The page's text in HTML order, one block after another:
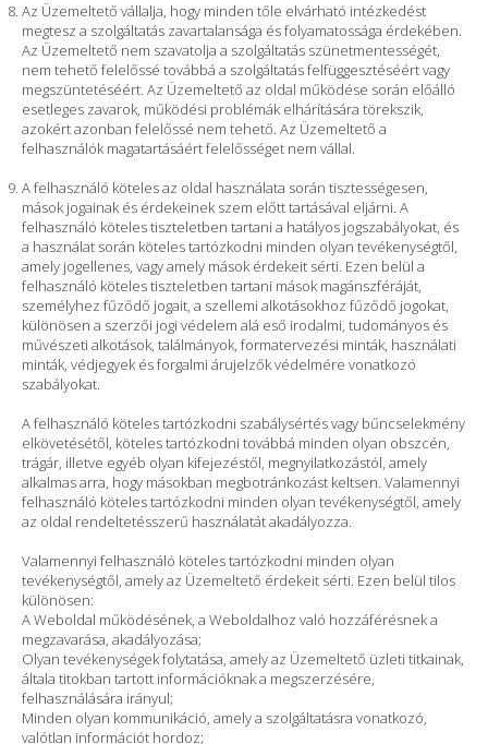
Az Üzemeltető vállalja, hogy minden tőle elvárható intézkedést
megtesz a szolgáltatás zavartalansága és folyamatossága érdekében.
Az Üzemeltető nem szavatolja a szolgáltatás szünetmentességét,
nem tehető felelőssé továbbá a szolgáltatás felfüggesztéséért vagy
megszüntetéséért. Az Üzemeltető az oldal működése során előálló
esetleges zavarok, működési problémák elhárítására törekszik,
azokért azonban felelőssé nem tehető. Az Üzemeltető a
felhasználók magatartásáért felelősséget nem vállal.
A felhasználó köteles az oldal használata során tisztességesen,
mások jogainak és érdekeinek szem előtt tartásával eljárni. A
felhasználó köteles tiszteletben tartani a hatályos jogszabályokat, és
a használat során köteles tartózkodni minden olyan tevékenységtől,
amely jogellenes, vagy amely mások érdekeit sérti. Ezen belül a
felhasználó köteles tiszteletben tartani mások magánszféráját,
személyhez fűződő jogait, a szellemi alkotásokhoz fűződő jogokat,
különösen a szerzői jogi védelem alá eső irodalmi, tudományos és
művészeti alkotások, találmányok, formatervezési minták, használati
minták, védjegyek és forgalmi árujelzők védelmére vonatkozó
szabályokat.
A felhasználó köteles tartózkodni szabálysértés vagy bűncselekmény
elkövetésétől, köteles tartózkodni továbbá minden olyan obszcén,
trágár, illetve egyéb olyan kifejezéstől, megnyilatkozástól, amely
alkalmas arra, hogy másokban megbotránkozást keltsen. Valamennyi
felhasználó köteles tartózkodni minden olyan tevékenységtől, amely
az oldal rendeltetésszerű használatát akadályozza.
Valamennyi felhasználó köteles tartózkodni minden olyan
tevékenységtől, amely az Üzemeltető érdekeit sérti. Ezen belül tilos
különösen:
A Weboldal működésének, a Weboldalhoz való hozzáférésnek a
megzavarása, akadályozása;
Olyan tevékenységek folytatása, amely az Üzemeltető üzleti titkainak,
általa titokban tartott információknak a megszerzésére,
felhasználására irányul;
Minden olyan kommunikáció, amely a szolgáltatásra vonatkozó,
valótlan információt hordoz;